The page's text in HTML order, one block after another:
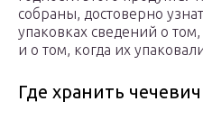
собраны, достоверно
упаковках сведений о
и о том, когда их
Где хранить